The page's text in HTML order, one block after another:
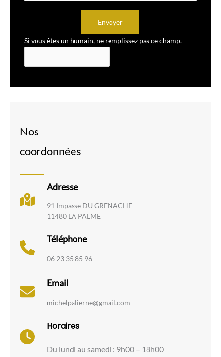
Envoyer
Si vous êtes un humain, ne remplissez pas ce champ.
Nos
coordonnées
Adresse
91 Impasse DU GRENACHE
11480 LA PALME
Téléphone
06 23 35 85 96
Email
michelpalierne@gmail.com
Horaires
Du lundi au samedi : 9h00 – 18h00